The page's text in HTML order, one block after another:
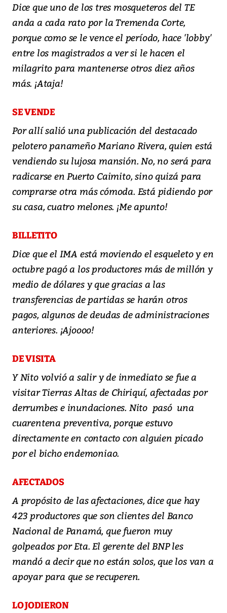
Dice que uno de los tres mosqueteros del TE
anda a cada rato por la Tremenda Corte,
porque como se le vence el período, hace 'lobby'
entre los magistrados a ver si le hacen el
milagrito para mantenerse otros diez años
más. ¡Ataja!
SE VENDE
Por allí salió una publicación del destacado
pelotero panameño Mariano Rivera, quien está
vendiendo su lujosa mansión. No, no será para
radicarse en Puerto Caimito, sino quizá para
comprarse otra más cómoda. Está pidiendo por
su casa, cuatro melones. ¡Me apunto!
BILLETITO
Dice que el IMA está moviendo el esqueleto y en
octubre pagó a los productores más de millón y
medio de dólares y que gracias a las
transferencias de partidas se harán otros
pagos, algunos de deudas de administraciones
anteriores. ¡Ajoooo!
DE VISITA
Y Nito volvió a salir y de inmediato se fue a
visitar Tierras Altas de Chiriquí, afectadas por
derrumbes e inundaciones. Nito pasó una
cuarentena preventiva, porque estuvo
directamente en contacto con alguien picado
por el bicho endemoniao.
AFECTADOS
A propósito de las afectaciones, dice que hay
423 productores que son clientes del Banco
Nacional de Panamá, que fueron muy
golpeados por Eta. El gerente del BNP les
mandó a decir que no están solos, que los van a
apoyar para que se recuperen.
LO JODIERON